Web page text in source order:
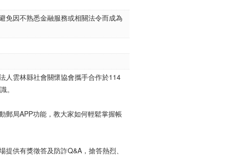
免因不熟悉金融服務或相關法令而成為
人雲林縣社會關懷協會攜手合作於114
。
郵局APP功能，教大家如何輕鬆掌握帳
供有獎徵答及防詐Q&A，搶答熱烈、